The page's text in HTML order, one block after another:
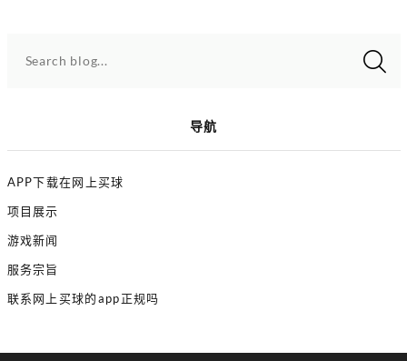
Search blog...
导航
APP下载在网上买球
项目展示
游戏新闻
服务宗旨
联系网上买球的app正规吗